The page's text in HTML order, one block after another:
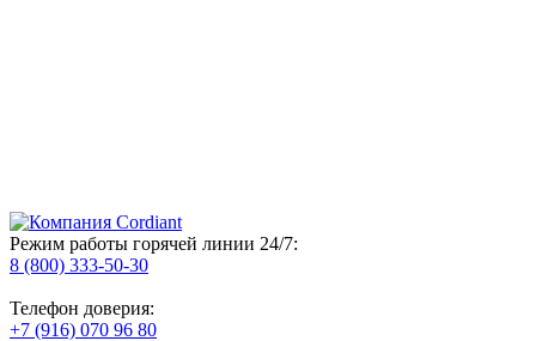
Режим работы горячей линии 24/7:
8 (800) 333-50-30
Телефон доверия:
+7 (916) 070 96 80